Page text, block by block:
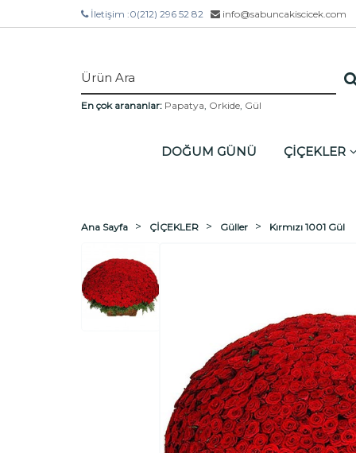
İletişim :0(212) 296 52 82 info@sabuncakiscicek.com
En çok arananlar: Papatya, Orkide, Gül
DOĞUM GÜNÜ ÇİÇEKLER
Ana Sayfa ÇİÇEKLER Güller Kırmızı 1001 Gül